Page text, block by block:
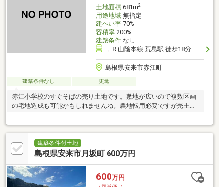
土地面積681m2
用途地域無指定
建ぺい率70%
容積率200%
建築条件なし
ＪＲ山陰本線 荒島駅 徒歩18分
島根県安来市赤江町
建築条件なし 更地
赤江小学校のすぐそばの売り土地です。敷地が広いので複数区画
の宅地造成も可能かもしれませんね。農地転用必要ですが売主様
建築条件付土地
島根県安来市月坂町 600万円
600万円